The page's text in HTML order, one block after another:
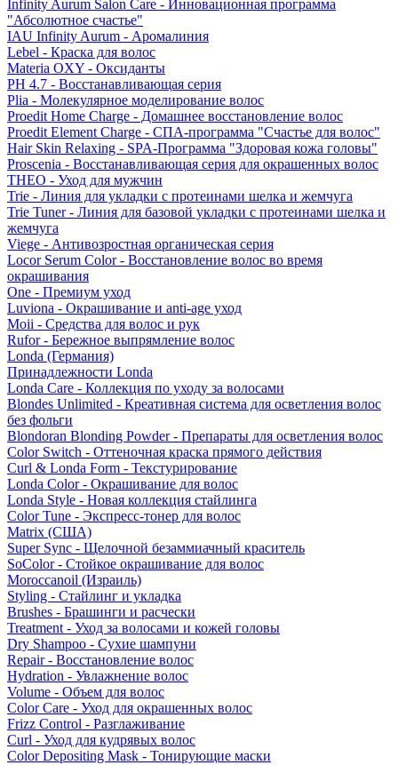
Infinity Aurum Salon Care - Инновационная программа
"Абсолютное счастье"
IAU Infinity Aurum - Аромалиния
Lebel - Краска для волос
Materia OXY - Оксиданты
PH 4.7 - Восстанавливающая серия
Plia - Молекулярное моделирование волос
Proedit Home Charge - Домашнее восстановление волос
Proedit Element Charge - СПА-программа "Счастье для волос"
Hair Skin Relaxing - SPA-Программа "Здоровая кожа головы"
Proscenia - Восстанавливающая серия для окрашенных волос
THEO - Уход для мужчин
Trie - Линия для укладки с протеинами шелка и жемчуга
Trie Tuner - Линия для базовой укладки с протеинами шелка и
жемчуга
Viege - Антивозростная органическая серия
Locor Serum Color - Восстановление волос во время
окрашивания
One - Премиум уход
Luviona - Окрашивание и anti-age уход
Moii - Средства для волос и рук
Rufor - Бережное выпрямление волос
Londa (Германия)
Принадлежности Londa
Londa Care - Коллекция по уходу за волосами
Blondes Unlimited - Креативная система для осветления волос
без фольги
Blondoran Blonding Powder - Препараты для осветления волос
Color Switch - Оттеночная краска прямого действия
Curl & Londa Form - Текстурирование
Londa Color - Окрашивание для волос
Londa Style - Новая коллекция стайлинга
Color Tune - Экспресс-тонер для волос
Matrix (США)
Super Sync - Щелочной безаммиачный краситель
SoColor - Стойкое окрашивание для волос
Moroccanoil (Израиль)
Styling - Стайлинг и укладка
Brushes - Брашинги и расчески
Treatment - Уход за волосами и кожей головы
Dry Shampoo - Сухие шампуни
Repair - Восстановление волос
Hydration - Увлажнение волос
Volume - Объем для волос
Color Care - Уход для окрашенных волос
Frizz Control - Разглаживание
Curl - Уход для кудрявых волос
Color Depositing Mask - Тонирующие маски